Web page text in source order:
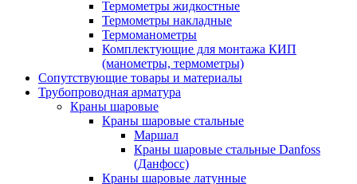
Термометры жидкостные
Термометры накладные
Термоманометры
Комплектующие для монтажа КИП
(манометры, термометры)
Сопутствующие товары и материалы
Трубопроводная арматура
Краны шаровые
Краны шаровые стальные
Маршал
Краны шаровые стальные Danfoss
(Данфосс)
Краны шаровые латунные